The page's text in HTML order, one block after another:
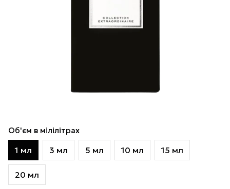
Об'єм в мілілітрах
1 мл 3 мл 5 мл 10 мл 15 мл
20 мл